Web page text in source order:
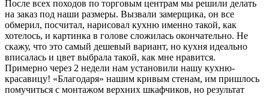
После всех походов по торговым центрам мы решили делать
на заказ под наши размеры. Вызвали замерщика, он все
обмерил, посчитал, нарисовал кухню именно такой, как
хотелось, и картинка в голове сложилась окончательно. Не
скажу, что это самый дешевый вариант, но кухня идеально
вписалась и цвет выбрала такой, как мне нравится.
Примерно через 2 недели нам установили нашу кухню-
красавицу! «Благодаря» нашим кривым стенам, им пришлось
помучиться с монтажом верхних шкафчиков, но результат